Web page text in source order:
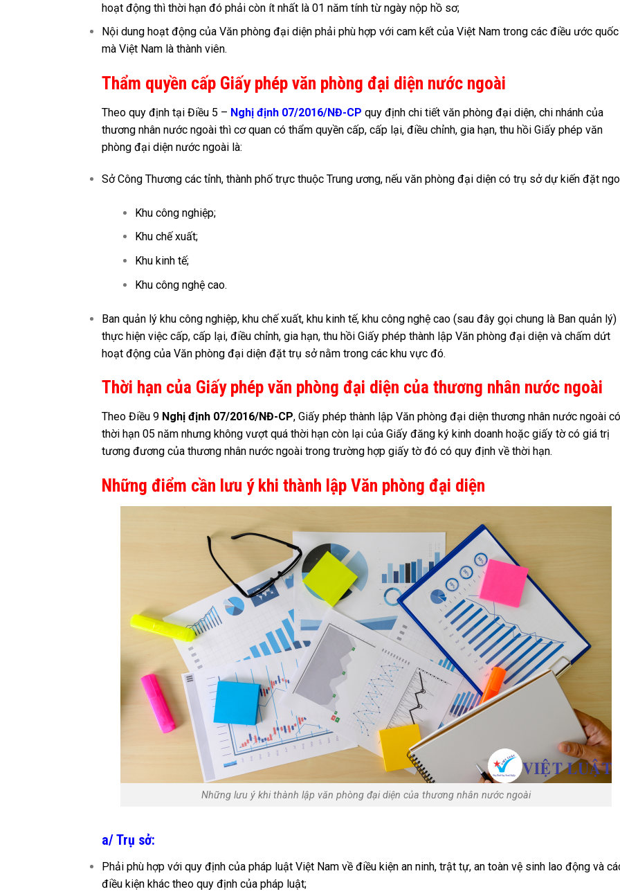
hoạt động thì thời hạn đó phải còn ít nhất là 01 năm tính từ ngày nộp hồ sơ;
Nội dung hoạt động của Văn phòng đại diện phải phù hợp với cam kết của Việt Nam trong các điều ước
mà Việt Nam là thành viên.
Thẩm quyền cấp Giấy phép văn phòng đại diện nước ngoài
Theo quy định tại Điều 5 – Nghị định 07/2016/NĐ-CP quy định chi tiết văn phòng đại diện, chi nhánh của
thương nhân nước ngoài thì cơ quan có thẩm quyền cấp, cấp lại, điều chỉnh, gia hạn, thu hồi Giấy phép văn
phòng đại diện nước ngoài là:
Sở Công Thương các tỉnh, thành phố trực thuộc Trung ương, nếu văn phòng đại diện có trụ sở dự kiến đặt
Khu công nghiệp;
Khu chế xuất;
Khu kinh tế;
Khu công nghệ cao.
Ban quản lý khu công nghiệp, khu chế xuất, khu kinh tế, khu công nghệ cao (sau đây gọi chung là Ban quản lý)
thực hiện việc cấp, cấp lại, điều chỉnh, gia hạn, thu hồi Giấy phép thành lập Văn phòng đại diện và chấm dứt
hoạt động của Văn phòng đại diện đặt trụ sở nằm trong các khu vực đó.
Thời hạn của Giấy phép văn phòng đại diện của thương nhân nước ngoài
Theo Điều 9 Nghị định 07/2016/NĐ-CP, Giấy phép thành lập Văn phòng đại diện thương nhân nước ngoài có
thời hạn 05 năm nhưng không vượt quá thời hạn còn lại của Giấy đăng ký kinh doanh hoặc giấy tờ có giá trị
tương đương của thương nhân nước ngoài trong trường hợp giấy tờ đó có quy định về thời hạn.
Những điểm cần lưu ý khi thành lập Văn phòng đại diện
Những lưu ý khi thành lập văn phòng đại diện của thương nhân nước ngoài
a/ Trụ sở:
Phải phù hợp với quy định của pháp luật Việt Nam về điều kiện an ninh, trật tự, an toàn vệ sinh lao động và
điều kiện khác theo quy định của pháp luật;